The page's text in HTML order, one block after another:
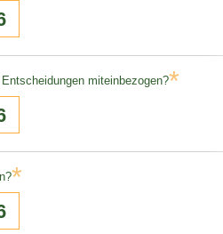
miteinbezogen?*
*